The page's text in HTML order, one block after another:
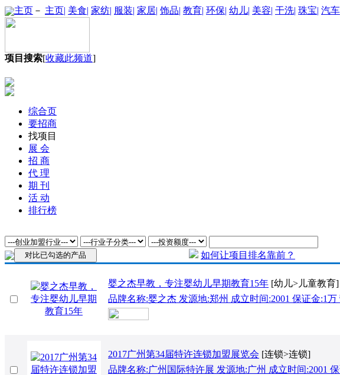
主页 － 主页| 美食| 家纺| 服装| 家居| 饰品| 教育| 环保| 幼儿| 美容| 干洗| 珠宝| 汽
项目搜索[收藏此频道]
综合页
要招商
找项目
展 会
招 商
代 理
期 刊
活 动
排行榜
如何让项目排名靠前？
婴之杰早教，专注婴幼儿早期教育15年 [幼儿>儿童教育]
品牌名称:婴之杰 发源地:郑州 成立时间:2001 保证金:1
2017广州第34届特许连锁加盟展览会 [连锁>连锁]
品牌名称:广州国际特许展 发源地:广州 成立时间:2001